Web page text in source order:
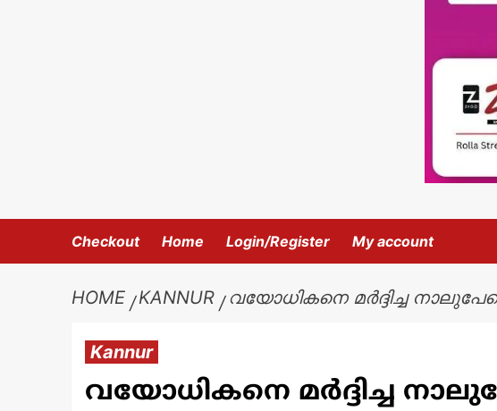
Checkout Home Login/Register My account
HOME KANNUR വയോധികനെ മർദ്ദിച്ച
Kannur
വയോധികനെ മർദ്ദിച്ച